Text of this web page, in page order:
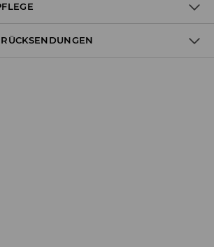
VISKOSE, 23% POLYAMID
POLYESTER, 20% BAUMWOLLE